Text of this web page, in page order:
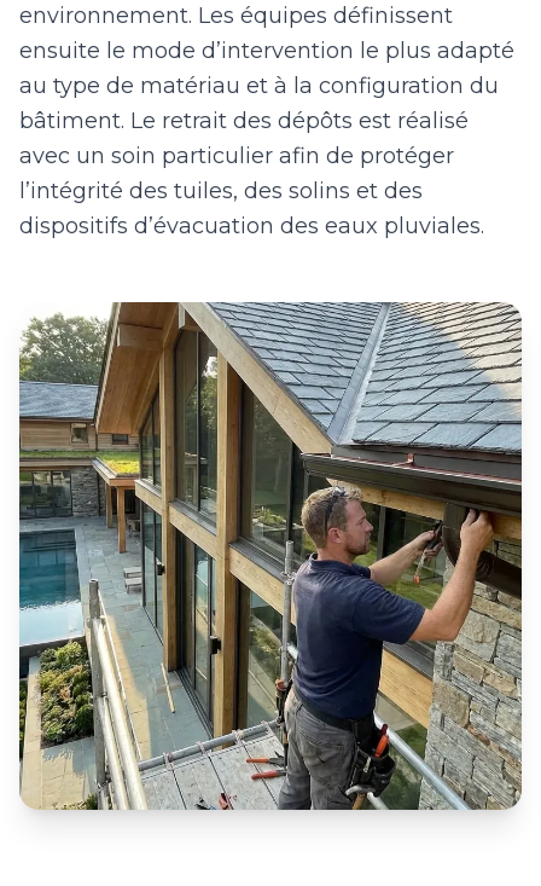
environnement. Les équipes définissent
ensuite le mode d’intervention le plus adapté
au type de matériau et à la configuration du
bâtiment. Le retrait des dépôts est réalisé
avec un soin particulier afin de protéger
l’intégrité des tuiles, des solins et des
dispositifs d’évacuation des eaux pluviales.